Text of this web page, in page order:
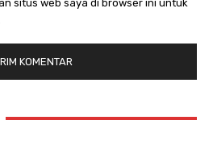
situs web saya di browser ini untuk